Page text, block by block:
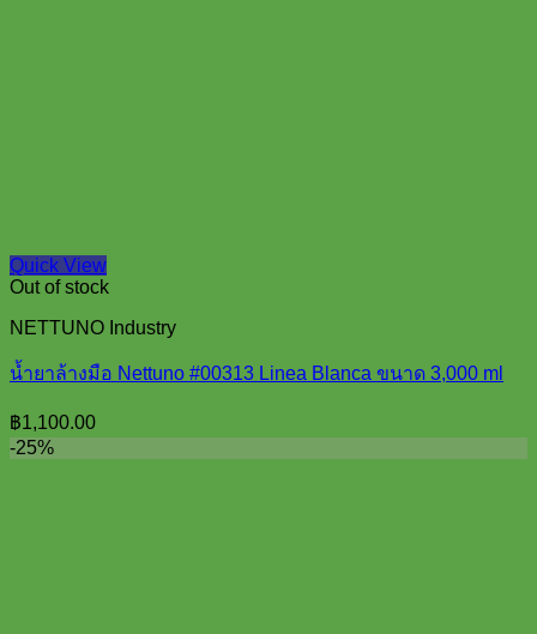
Quick View
Out of stock
NETTUNO Industry
น้ำยาล้างมือ Nettuno #00313 Linea Blanca ขนาด 3,000 ml
฿1,100.00
-25%